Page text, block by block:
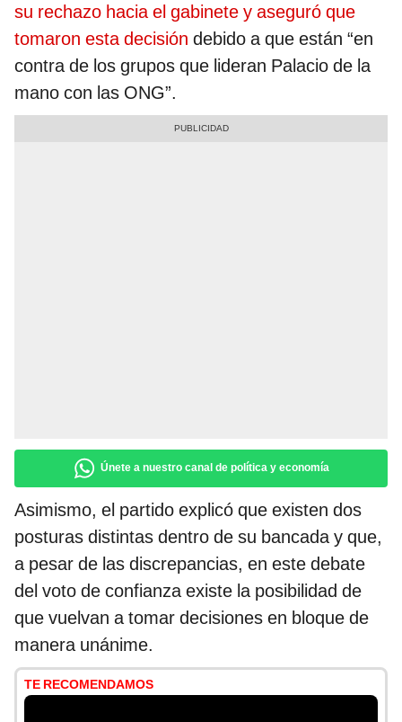
su rechazo hacia el gabinete y aseguró que
tomaron esta decisión debido a que están “en
contra de los grupos que lideran Palacio de la
mano con las ONG”.
Únete a nuestro canal de política y economía
Asimismo, el partido explicó que existen dos
posturas distintas dentro de su bancada y que,
a pesar de las discrepancias, en este debate
del voto de confianza existe la posibilidad de
que vuelvan a tomar decisiones en bloque de
manera unánime.
TE RECOMENDAMOS